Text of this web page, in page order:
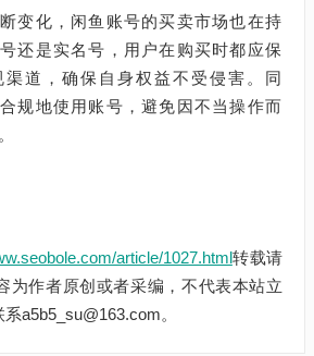
变化，闲鱼账号的买卖市场也在持
还是实名号，用户在购买时都应保
道，确保自身权益不受侵害。同
规地使用账号，避免因不当操作而
article/1027.html转载请
为作者原创或者采编，不代表本站立
a5b5_su@163.com。